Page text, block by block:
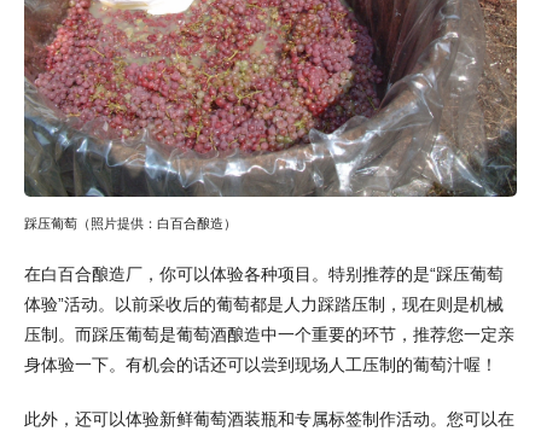
踩压葡萄（照片提供：白百合酿造）
在白百合酿造厂，你可以体验各种项目。特别推荐的是“踩压葡萄
体验”活动。以前采收后的葡萄都是人力踩踏压制，现在则是机械
压制。而踩压葡萄是葡萄酒酿造中一个重要的环节，推荐您一定亲
身体验一下。有机会的话还可以尝到现场人工压制的葡萄汁喔！
此外，还可以体验新鲜葡萄酒装瓶和专属标签制作活动。您可以在